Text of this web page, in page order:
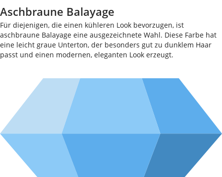
Aschbraune Balayage
Für diejenigen, die einen kühleren Look bevorzugen, ist
aschbraune Balayage eine ausgezeichnete Wahl. Diese Farbe hat
eine leicht graue Unterton, der besonders gut zu dunklem Haar
passt und einen modernen, eleganten Look erzeugt.